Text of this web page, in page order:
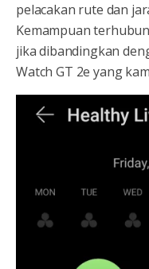
pelacakan rute dan
Kemampuan
jika dibandingkan
Watch GT 2e yang